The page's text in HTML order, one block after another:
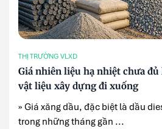
THỊ TRƯỜNG VLXD
Giá nhiên liệu hạ nhiệt chưa
vật liệu xây dựng đi xuống
» Giá xăng dầu, đặc biệt là dầu
trong những tháng gần ...